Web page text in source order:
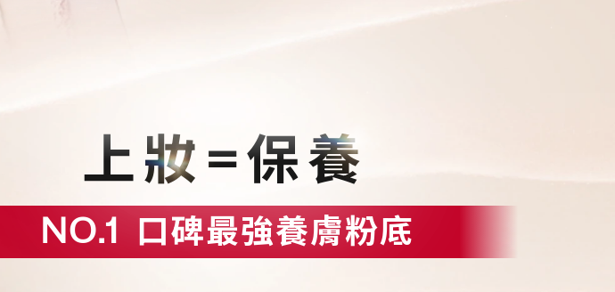
上妝=保養
NO.1 口碑最強養膚粉底